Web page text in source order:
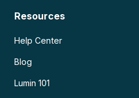
Resources
Help Center
Blog
Lumin 101